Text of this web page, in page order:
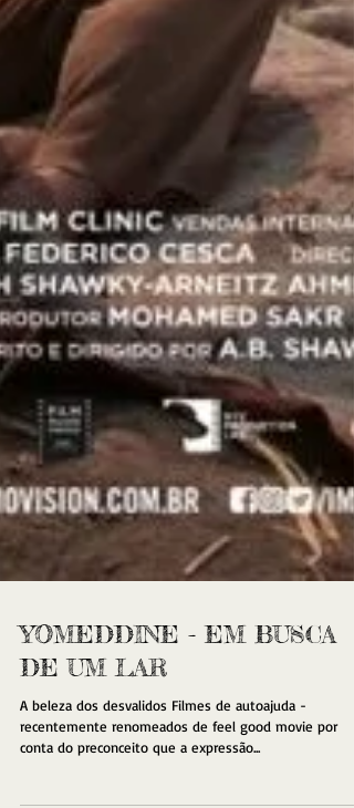
YOMEDDINE - EM BUSCA
DE UM LAR
A beleza dos desvalidos Filmes de autoajuda -
recentemente renomeados de feel good movie por